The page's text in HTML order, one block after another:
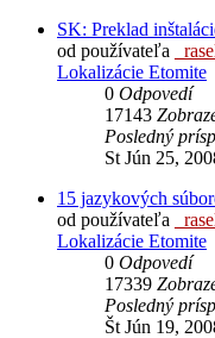
SK: Preklad
od používateľa
Lokalizácie Etomite
0 Odpovedí
17143
Posledný
St Jún 25,
15 jazykových
od používateľa
Lokalizácie Etomite
0 Odpovedí
17339
Posledný
Št Jún 19,